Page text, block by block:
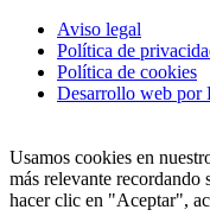
Aviso legal
Política de
Política de cookies
Desarrollo web por
Usamos cookies en
más relevante recordando
hacer clic en "Aceptar",